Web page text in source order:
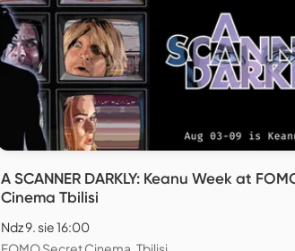
A SCANNER DARKLY: Keanu Week at
Cinema Tbilisi
Ndz 9. sie 16:00